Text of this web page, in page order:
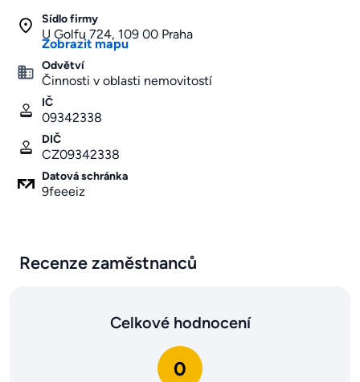
Sídlo firmy
U Golfu 724, 109 00 Praha
Zobrazit mapu
Odvětví
Činnosti v oblasti nemovitostí
IČ
09342338
DIČ
CZ09342338
Datová schránka
9feeeiz
Recenze zaměstnanců
Celkové hodnocení
0